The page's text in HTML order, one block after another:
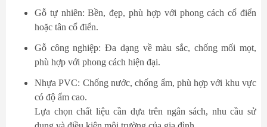
Gỗ tự nhiên: Bền, đẹp, phù hợp với phong cách cổ điển
hoặc tân cổ điển.
Gỗ công nghiệp: Đa dạng về màu sắc, chống mối mọt,
phù hợp với phong cách hiện đại.
Nhựa PVC: Chống nước, chống ẩm, phù hợp với khu vực
có độ ẩm cao.
Lựa chọn chất liệu cần dựa trên ngân sách, nhu cầu sử